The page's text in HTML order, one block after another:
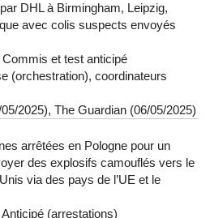
DHL à Birmingham, Leipzig,
avec colis suspects envoyés
Commis et test anticipé
(orchestration), coordinateurs
2025), The Guardian (06/05/2025)
arrêtées en Pologne pour un
des explosifs camouflés vers le
via des pays de l’UE et le
Anticipé (arrestations)